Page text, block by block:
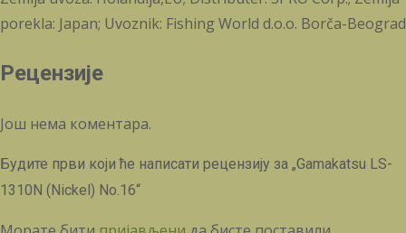
porekla: Japan; Uvoznik: Fishing World d.o.o. Borča-Beograd
Рецензије
Још нема коментара.
Будите први који ће написати рецензију за „Gamakatsu LS-
1310N (Nickel) No.16“